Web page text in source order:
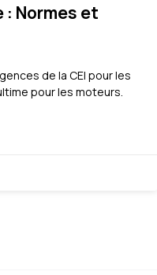
Normes et
de la CEI pour les
pour les moteurs.